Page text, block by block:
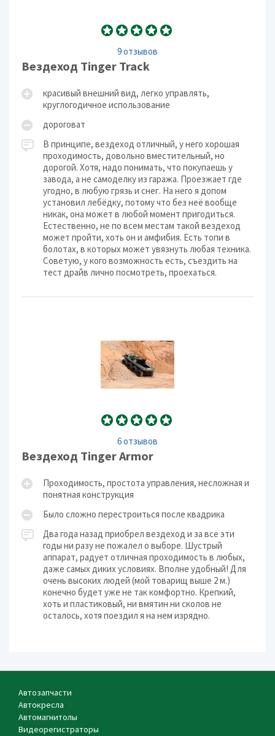
9 отзывов
Вездеход Tinger Track
красивый внешний вид, легко управлять,
круглогодичное использование
дороговат
В принципе, вездеход отличный, у него хорошая
проходимость, довольно вместительный, но
дорогой. Хотя, надо понимать, что покупаешь у
завода, а не самоделку из гаража. Проезжает где
угодно, в любую грязь и снег. На него я допом
установил лебёдку, потому что без неё вообще
никак, она может в любой момент пригодиться.
Естественно, не по всем местам такой вездеход
может пройти, хоть он и амфибия. Есть топи в
болотах, в которых может увязнуть любая техника.
Советую, у кого возможность есть, съездить на
тест драйв лично посмотреть, проехаться.
6 отзывов
Вездеход Tinger Armor
Проходимость, простота управления, несложная и
понятная конструкция
Было сложно перестроиться после квадрика
Два года назад приобрел вездеход и за все эти
годы ни разу не пожалел о выборе. Шустрый
аппарат, радует отличная проходимость в любых,
даже самых диких условиях. Вполне удобный! Для
очень высоких людей (мой товарищ выше 2 м.)
конечно будет уже не так комфортно. Крепкий,
хоть и пластиковый, ни вмятин ни сколов не
осталось, хотя поездил я на нем изрядно.
Автозапчасти
Автокресла
Автомагнитолы
Видеорегистраторы